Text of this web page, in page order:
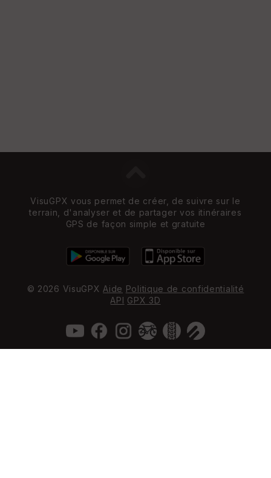
VisuGPX vous permet de créer, de suivre sur le
terrain, d'analyser et de partager vos itinéraires
GPS de façon simple et gratuite
© 2026 VisuGPX Aide Politique de confidentialité
API GPX 3D